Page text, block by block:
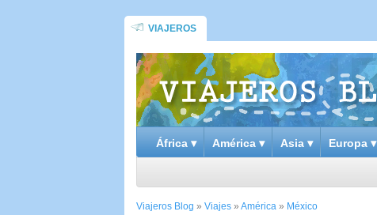
VIAJEROS
África ▾ América ▾ Asia ▾ Europa ▾
Viajeros Blog » Viajes » América » México